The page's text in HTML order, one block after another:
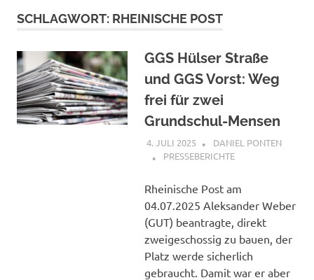
SCHLAGWORT: RHEINISCHE POST
GGS Hülser Straße
und GGS Vorst: Weg
frei für zwei
Grundschul-Mensen
4. JULI 2025
DANIEL PONTEN
PRESSEBERICHTE
Rheinische Post am
04.07.2025 Aleksander Weber
(GUT) beantragte, direkt
zweigeschossig zu bauen, der
Platz werde sicherlich
gebraucht. Damit war er aber